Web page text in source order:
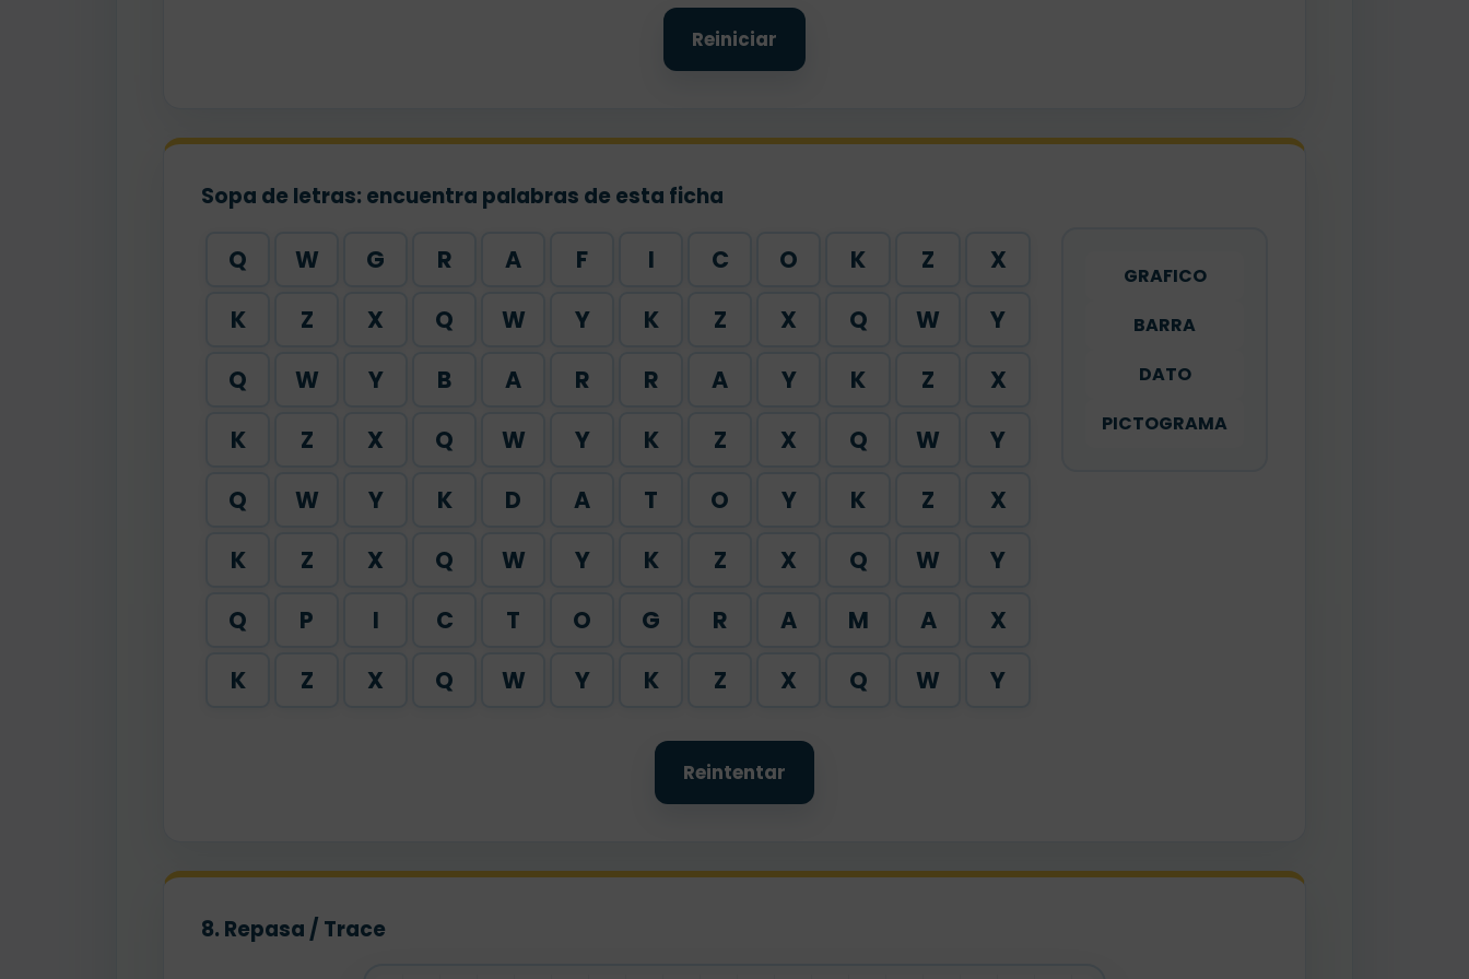
Reiniciar
Sopa de letras: encuentra palabras de esta ficha
Q W G R A F I C O K Z
X
K
Z X Q W Y K Z X Q W
Y
Q
W Y B A R R A Y K Z
X
K
Z X Q W Y K Z X Q W
Y
Q
W Y K D A T O Y K Z
X
K
Z X Q W Y K Z X Q W
Y
Q
P I C T O G R A M A
X
K
Z X Q W Y K Z X Q W Y
GRAFICO
BARRA
DATO
PICTOGRAMA
Reintentar
8. Repasa / Trace